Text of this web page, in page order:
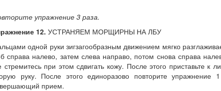
упражнение 3 раза.
12. УСТРАНЯЕМ МОРЩИРНЫ НА ЛБУ
одной руки зигзагообразным движением мягко
справа налево, затем слева направо, потом снова справа
стремитесь при этом сдвигать кожу. После этого приставьте к
руку. После этого единоразово повторите упражнение
прием.